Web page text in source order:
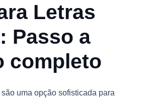
Letras
Passo a
completo
são uma opção sofisticada para